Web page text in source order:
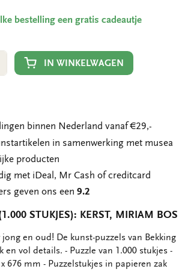
bestelling een gratis cadeautje
IN WINKELWAGEN
VERLANGLIJST
binnen Nederland vanaf €29,-
in samenwerking met musea
producten
met iDeal, Mr Cash of creditcard
geven ons een9.2
STUKJES): KERST, MIRIAM BOS
jong en oud! De kunst-puzzels van Bekking
en vol details. - Puzzle van 1.000 stukjes -
676 mm - Puzzelstukjes in papieren zak